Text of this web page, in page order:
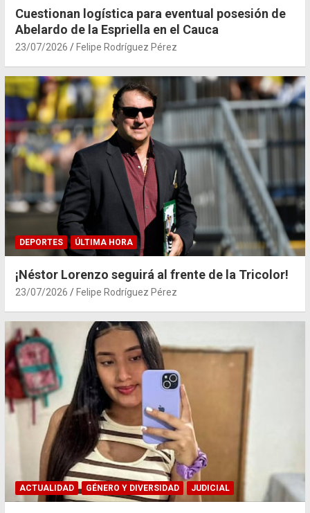
Cuestionan logística para eventual posesión de
Abelardo de la Espriella en el Cauca
23/07/2026 Felipe Rodríguez Pérez
DEPORTES ÚLTIMA HORA
¡Néstor Lorenzo seguirá al frente de la Tricolor!
23/07/2026 Felipe Rodríguez Pérez
ACTUALIDAD GÉNERO Y DIVERSIDAD JUDICIAL